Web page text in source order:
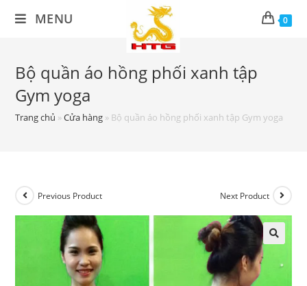
MENU 0
Bộ quần áo hồng phối xanh tập
Gym yoga
Trang chủ »Cửa hàng » Bộ quần áo hồng phối xanh tập Gym yoga
Previous Product Next Product